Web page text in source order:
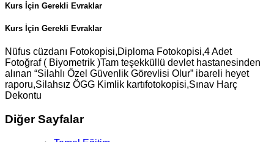
Kurs İçin Gerekli Evraklar
Kurs İçin Gerekli Evraklar
Nüfus cüzdanı Fotokopisi,Diploma Fotokopisi,4 Adet
Fotoğraf ( Biyometrik )Tam teşekküllü devlet hastanesinden
alınan “Silahlı Özel Güvenlik Görevlisi Olur” ibareli heyet
raporu,Silahsız ÖGG Kimlik kartıfotokopisi,Sınav Harç
Dekontu
Diğer Sayfalar